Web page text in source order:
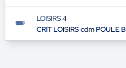
LOISIRS 4
CRIT LOISIRS cdm POULE B